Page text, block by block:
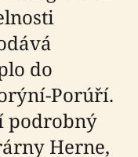
do
Porúří.
podrobný
Herne,